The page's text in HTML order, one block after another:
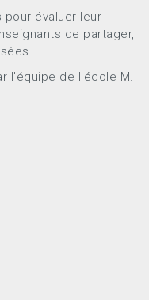
pour évaluer leur
de partager,
l'équipe de l'école M.